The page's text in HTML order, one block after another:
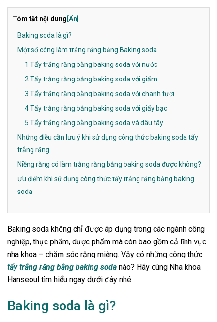
Tóm tắt nội dung [Ẩn]
Baking soda là gì?
Một số công làm trắng răng bằng Baking soda
1 Tẩy trắng răng bằng baking soda với nước
2 Tẩy trắng răng bằng baking soda với giấm
3 Tẩy trắng răng bằng baking soda với chanh tươi
4 Tẩy trắng răng bằng baking soda với giấy bạc
5 Tẩy trắng răng bằng baking soda và dâu tây
Những điều cần lưu ý khi sử dụng công thức baking soda tẩy
trắng răng
Niềng răng có làm trắng răng bằng baking soda được không?
Ưu điểm khi sử dụng công thức tẩy trắng răng bằng baking
soda
Baking soda không chỉ được áp dụng trong các ngành công
nghiệp, thực phẩm, dược phẩm mà còn bao gồm cả lĩnh vực
nha khoa – chăm sóc răng miệng. Vậy có những công thức
tẩy trắng răng bằng baking soda nào? Hãy cùng Nha khoa
Hanseoul tìm hiểu ngay dưới đây nhé
Baking soda là gì?